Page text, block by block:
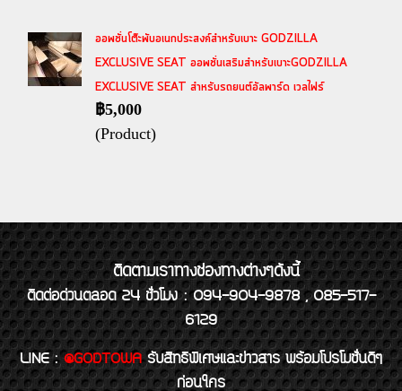
ออพชั่นโต๊ะพับอเนกประสงค์สำหรับเบาะ GODZILLA
EXCLUSIVE SEAT ออพชั่นเสริมสำหรับเบาะGODZILLA
EXCLUSIVE SEAT สำหรับรถยนต์อัลพาร์ด เวลไฟร์
฿5,000
(Product)
ติดตามเราทางช่องทางต่างๆดังนี้
ติดต่อด่วนตลอด 24 ชั่วโมง : 094-904-9878 , 085-517-
6129
LINE : @GODTOWA รับสิทธิพิเศษและข่าวสาร พร้อมโปรโมชั่นดีๆ
ก่อนใคร